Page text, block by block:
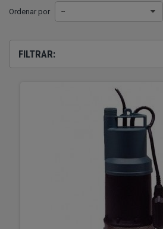
Ordenar por --
FILTRAR: